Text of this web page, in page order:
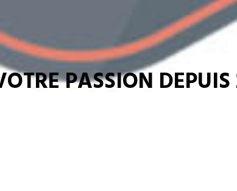
PASSION